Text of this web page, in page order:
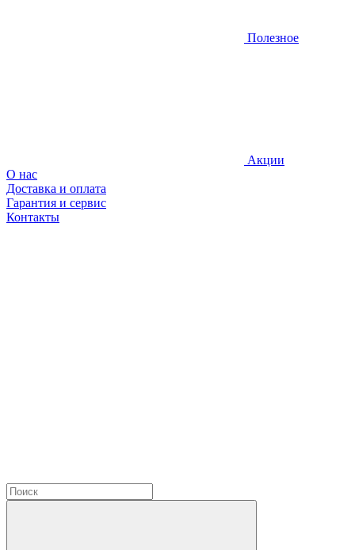
Полезное
Акции
О нас
Доставка и оплата
Гарантия и сервис
Контакты